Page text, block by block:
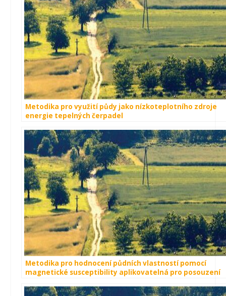
Metodika pro využití půdy jako nízkoteplotního zdroje
energie tepelných čerpadel
Metodika pro hodnocení půdních vlastností pomocí
magnetické susceptibility aplikovatelná pro posouzení